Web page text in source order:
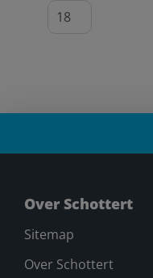
Over Schottert
Sitemap
Over Schottert